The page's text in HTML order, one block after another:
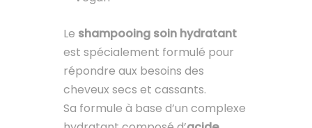
Le shampooing soin hydratant
est spécialement formulé pour
répondre aux besoins des
cheveux secs et cassants.
Sa formule à base d’un complexe